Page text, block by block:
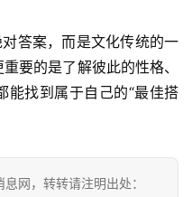
答案，而是文化传统的一
要的是了解彼此的性格、
能找到属于自己的“最佳搭
网，转转请注明出处：